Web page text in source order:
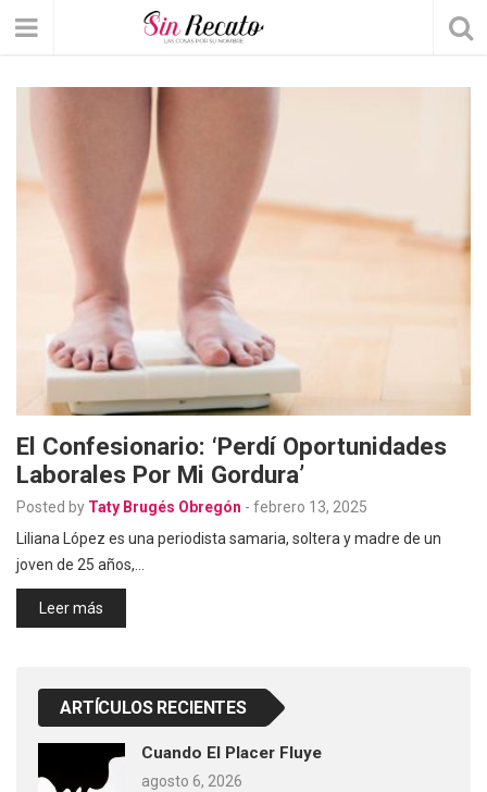
El Confesionario: ‘Perdí Oportunidades
Laborales Por Mi Gordura’
Posted by Taty Brugés Obregón - febrero 13, 2025
Liliana López es una periodista samaria, soltera y madre de un
joven de 25 años,…
Leer más
ARTÍCULOS RECIENTES
Cuando El Placer Fluye
agosto 6, 2026